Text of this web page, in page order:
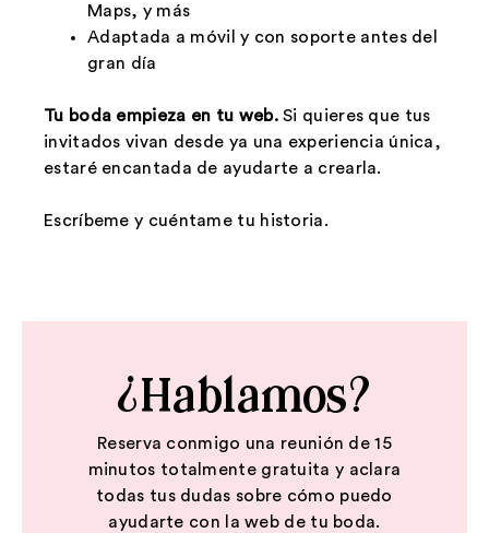
Maps, y más
Adaptada a móvil y con soporte antes del
gran día
Tu boda empieza en tu web.Si quieres que tus
invitados vivan desde ya una experiencia única,
estaré encantada de ayudarte a crearla.
Escríbeme y cuéntame tu historia.
¿Hablamos?
Reserva conmigo una reunión de 15
minutos totalmente gratuita y aclara
todas tus dudas sobre cómo puedo
ayudarte con la web de tu boda.